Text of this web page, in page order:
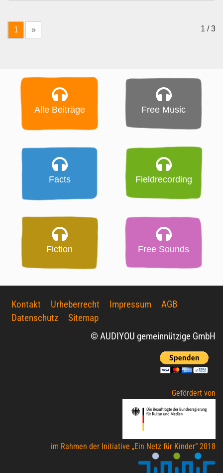
1 » 1 / 3
Alle Beiträge Free Music
Facts Fieldrecording
Fiction Free Sounds
Kontakt Urheberrecht Impressum
AGB
Datenschutz
Sitemap
© AUDIYOU gemeinnützige GmbH
Gefördert von
im Rahmen der Initiative „Ein Netz für Kinder“ 2018